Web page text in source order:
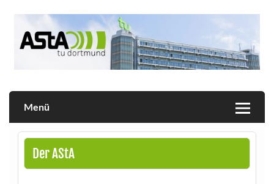
Menü
Der AStA